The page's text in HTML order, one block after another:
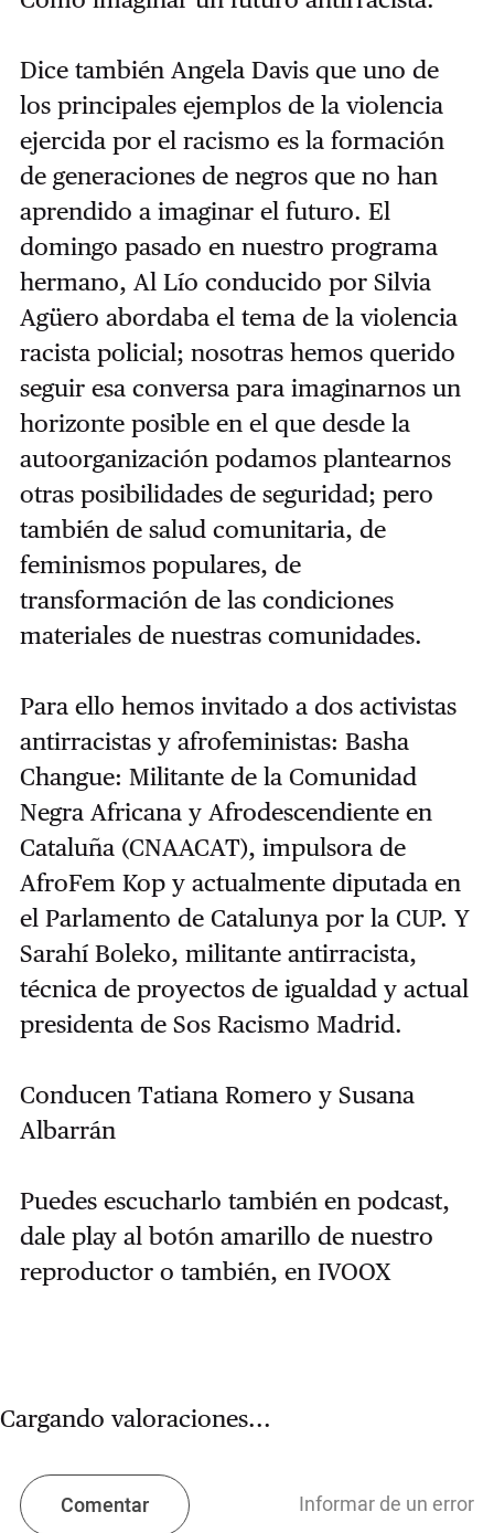
Dice también Angela Davis que uno de
los principales ejemplos de la violencia
ejercida por el racismo es la formación
de generaciones de negros que no han
aprendido a imaginar el futuro. El
domingo pasado en nuestro programa
hermano, Al Lío conducido por Silvia
Agüero abordaba el tema de la violencia
racista policial; nosotras hemos querido
seguir esa conversa para imaginarnos un
horizonte posible en el que desde la
autoorganización podamos plantearnos
otras posibilidades de seguridad; pero
también de salud comunitaria, de
feminismos populares, de
transformación de las condiciones
materiales de nuestras comunidades.
Para ello hemos invitado a dos activistas
antirracistas y afrofeministas: Basha
Changue: Militante de la Comunidad
Negra Africana y Afrodescendiente en
Cataluña (CNAACAT), impulsora de
AfroFem Kop y actualmente diputada en
el Parlamento de Catalunya por la CUP. Y
Sarahí Boleko, militante antirracista,
técnica de proyectos de igualdad y actual
presidenta de Sos Racismo Madrid.
Conducen Tatiana Romero y Susana
Albarrán
Puedes escucharlo también en podcast,
dale play al botón amarillo de nuestro
reproductor o también, en IVOOX
Cargando valoraciones...
Comentar Informar de un error